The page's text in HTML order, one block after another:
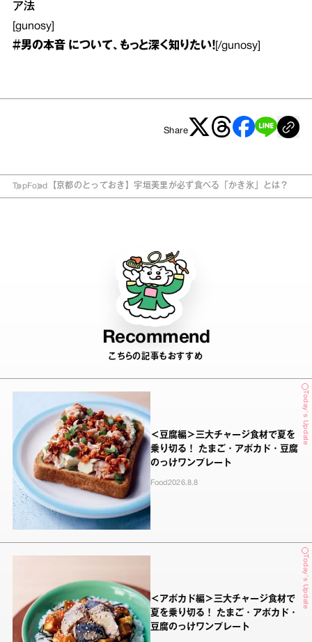
ア法
[gunosy]
＃男の本音 について、もっと深く知りたい！ [/gunosy]
Share
TopFood 【京都のとっておき】宇垣美里が必ず食べる「かき氷」とは？
Recommend
こちらの記事もおすすめ
Today's Update
＜豆腐編＞三大チャージ食材で夏を
乗り切る！ たまご・アボカド・豆腐
のっけワンプレート
Food2026.8.8
Today's Update
＜アボカド編＞三大チャージ食材で
夏を乗り切る！ たまご・アボカド・
豆腐のっけワンプレート